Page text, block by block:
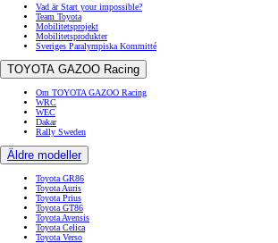
Vad är Start your impossible?
Team Toyota
Mobilitetsprojekt
Mobilitetsprodukter
Sveriges Paralympiska Kommitté
TOYOTA GAZOO Racing
Om TOYOTA GAZOO Racing
WRC
WEC
Dakar
Rally Sweden
Äldre modeller
Toyota GR86
Toyota Auris
Toyota Prius
Toyota GT86
Toyota Avensis
Toyota Celica
Toyota Verso